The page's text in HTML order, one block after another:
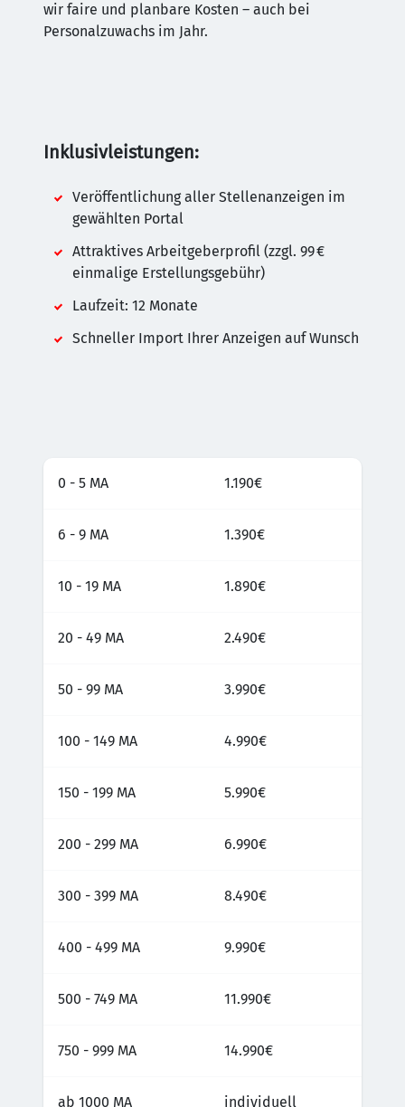
wir faire und planbare Kosten – auch bei
Personalzuwachs im Jahr.
Inklusivleistungen:
Veröffentlichung aller Stellenanzeigen im
gewählten Portal
Attraktives Arbeitgeberprofil (zzgl. 99 €
einmalige Erstellungsgebühr)
Laufzeit: 12 Monate
Schneller Import Ihrer Anzeigen auf Wunsch
0 - 5 MA 1.190€
6 - 9 MA 1.390€
10 - 19 MA 1.890€
20 - 49 MA 2.490€
50 - 99 MA 3.990€
100 - 149 MA 4.990€
150 - 199 MA 5.990€
200 - 299 MA 6.990€
300 - 399 MA 8.490€
400 - 499 MA 9.990€
500 - 749 MA 11.990€
750 - 999 MA 14.990€
ab 1000 MA individuell